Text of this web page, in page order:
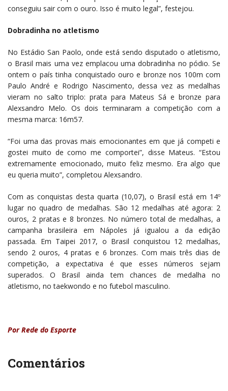
conseguiu sair com o ouro. Isso é muito legal”, festejou.
Dobradinha no atletismo
No Estádio San Paolo, onde está sendo disputado o atletismo,
o Brasil mais uma vez emplacou uma dobradinha no pódio. Se
ontem o país tinha conquistado ouro e bronze nos 100m com
Paulo André e Rodrigo Nascimento, dessa vez as medalhas
vieram no salto triplo: prata para Mateus Sá e bronze para
Alexsandro Melo. Os dois terminaram a competição com a
mesma marca: 16m57.
“Foi uma das provas mais emocionantes em que já competi e
gostei muito de como me comportei”, disse Mateus. “Estou
extremamente emocionado, muito feliz mesmo. Era algo que
eu queria muito”, completou Alexsandro.
Com as conquistas desta quarta (10,07), o Brasil está em 14º
lugar no quadro de medalhas. São 12 medalhas até agora: 2
ouros, 2 pratas e 8 bronzes. No número total de medalhas, a
campanha brasileira em Nápoles já igualou a da edição
passada. Em Taipei 2017, o Brasil conquistou 12 medalhas,
sendo 2 ouros, 4 pratas e 6 bronzes. Com mais três dias de
competição, a expectativa é que esses números sejam
superados. O Brasil ainda tem chances de medalha no
atletismo, no taekwondo e no futebol masculino.
Por Rede do Esporte
Comentários